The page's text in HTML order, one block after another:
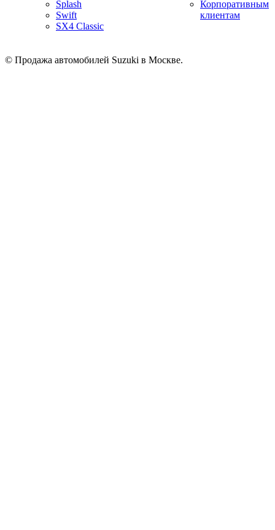
Splash
Swift
SX4 Classic
Корпоративным
клиентам
© Продажа автомобилей Suzuki в Москве.